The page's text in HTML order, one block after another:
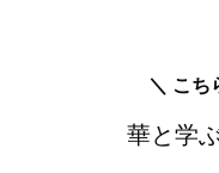
＼ こち
華と学